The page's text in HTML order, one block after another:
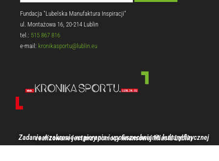
Fundacja "Lubelska Manufaktura Inspiracji"
ul. Montażowa 16, 20-214 Lublin
tel.: 515 867 816
e-mail: kronikasportu@lublin.eu
Zadanie w zakresie wspierania i upowszechniania kultury fizycznej realizowane jest przy pomocy finansowej Miasta Lublin